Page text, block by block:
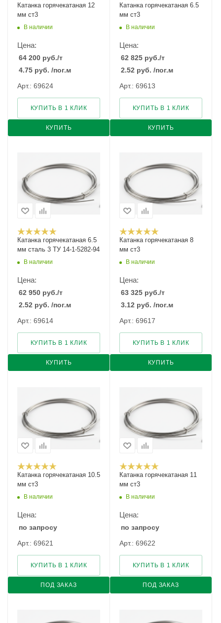
Катанка горячекатаная 12
мм ст3
В наличии
Цена:
64 200 руб./т
4.75 руб. /пог.м
Арт.: 69624
КУПИТЬ
КУПИТЬ В 1 КЛИК
Катанка горячекатаная 6.5
мм ст3
В наличии
Цена:
62 825 руб./т
2.52 руб. /пог.м
Арт.: 69613
КУПИТЬ
КУПИТЬ В 1 КЛИК
Катанка горячекатаная 6.5
мм сталь 3 ТУ 14-1-5282-94
В наличии
Цена:
62 950 руб./т
2.52 руб. /пог.м
Арт.: 69614
КУПИТЬ
КУПИТЬ В 1 КЛИК
Катанка горячекатаная 8
мм ст3
В наличии
Цена:
63 325 руб./т
3.12 руб. /пог.м
Арт.: 69617
КУПИТЬ
КУПИТЬ В 1 КЛИК
Катанка горячекатаная 10.5
мм ст3
В наличии
Цена:
по запросу
Арт.: 69621
ПОД ЗАКАЗ
КУПИТЬ В 1 КЛИК
Катанка горячекатаная 11
мм ст3
В наличии
Цена:
по запросу
Арт.: 69622
ПОД ЗАКАЗ
КУПИТЬ В 1 КЛИК